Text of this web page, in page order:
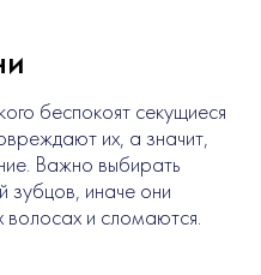
беспокоят секущиеся
их, а значит,
Важно выбирать
зубцов, иначе они
волосах и сломаются.